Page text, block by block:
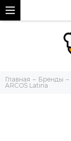
Главная Бренды
ARCOS Latina